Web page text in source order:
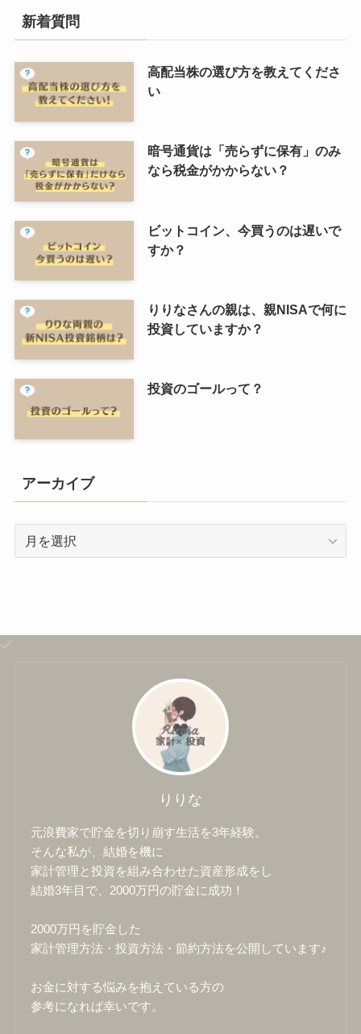
新着質問
高配当株の選び方を教えてくださ
い
暗号通貨は「売らずに保有」のみ
なら税金がかからない？
ビットコイン、今買うのは遅いで
すか？
りりなさんの親は、親NISAで何に
投資していますか？
投資のゴールって？
アーカイブ
りりな
元浪費家で貯金を切り崩す生活を3年経験。
そんな私が、結婚を機に
家計管理と投資を組み合わせた資産形成をし
結婚3年目で、2000万円の貯金に成功！
2000万円を貯金した
家計管理方法・投資方法・節約方法を公開しています♪
お金に対する悩みを抱えている方の
参考になれば幸いです。